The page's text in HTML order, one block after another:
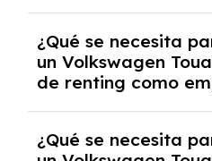
experto que te asesore.
y, en algunos casos,
crediticia y un pago
¿Qué se necesita
un Volkswagen
de renting como
documentación
¿Qué se necesita